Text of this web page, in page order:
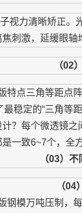
视力清晰矫正。
刺激，延缓眼轴
（02
特点三角等距点
稳定的“三角等
？每个微透镜
一致6~7个，全
（03）
（04
钢模万吨压制，